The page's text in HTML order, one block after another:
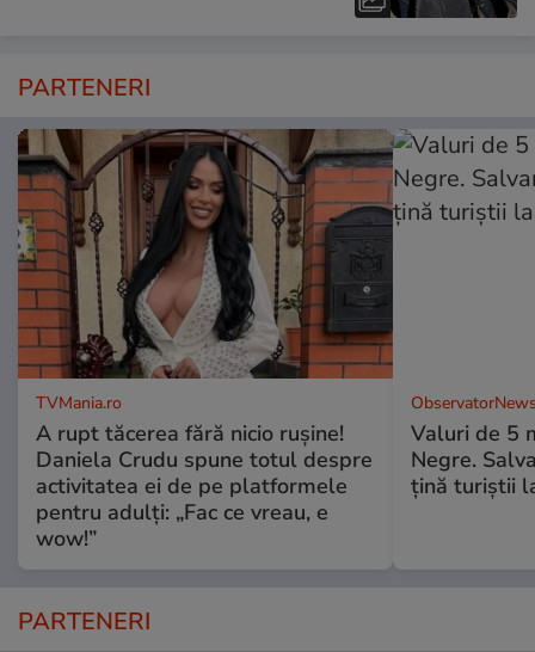
PARTENERI
TVMania.ro
A rupt tăcerea fără nicio rușine!
Daniela Crudu spune totul despre
activitatea ei de pe platformele
pentru adulți: „Fac ce vreau, e
wow!”
Valuri de 5
Negre.
ţină turiştii
PARTENERI